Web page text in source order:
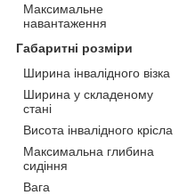
Максимальне
навантаження
Габаритні розміри
Ширина інвалідного візка
Ширина у складеному
стані
Висота інвалідного крісла
Максимальна глибина
сидіння
Вага